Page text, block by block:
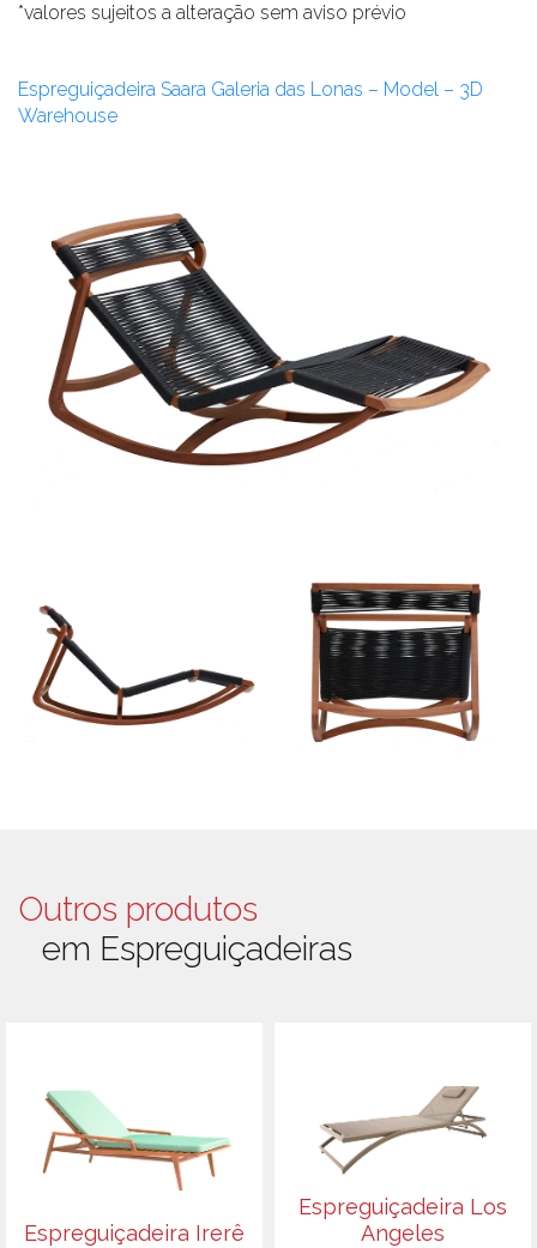
*valores sujeitos a alteração sem aviso prévio
Espreguiçadeira Saara Galeria das Lonas – Model – 3D
Warehouse
Outros produtos
em Espreguiçadeiras
Espreguiçadeira Irerê
Espreguiçadeira Los
Angeles